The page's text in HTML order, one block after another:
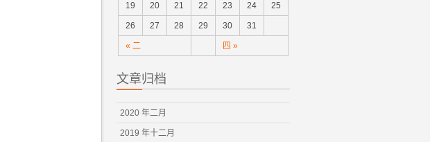
« 二 四 »
19 20 21 22 23 24 25
26 27 28 29 30 31
文章归档
2020 年二月
2019 年十二月